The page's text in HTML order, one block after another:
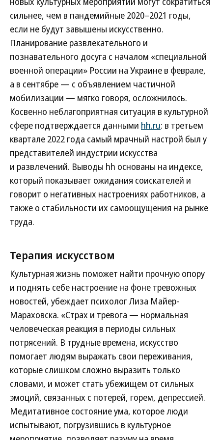
сильнее, чем в пандемийные 2020–2021 годы,
если не будут завышены искусственно.
Планирование развлекательного и
познавательного досуга с началом «специальной
военной операции» России на Украине в феврале,
а в сентябре — с объявлением частичной
мобилизации — мягко говоря, осложнилось.
Косвенно неблагоприятная ситуация в культурной
сфере подтверждается данными hh.ru: в третьем
квартале 2022 года самый мрачный настрой был у
представителей индустрии искусства
и развлечений. Выводы hh основаны на индексе,
который показывает ожидания соискателей и
говорит о негативных настроениях работников, а
также о стабильности их самоощущения на рынке
труда.
Терапия искусством
Культурная жизнь поможет найти прочную опору
и поднять себе настроение на фоне тревожных
новостей, убеждает психолог Лиза Майер-
Мараховска. «Страх и тревога — нормальная
человеческая реакция в периоды сильных
потрясений. В трудные времена, искусство
помогает людям выражать свои переживания,
которые слишком сложно выразить только
словами, и может стать убежищем от сильных
эмоций, связанных с потерей, горем, депрессией.
Медитативное состояние ума, которое люди
испытывают, погрузившись в культурное